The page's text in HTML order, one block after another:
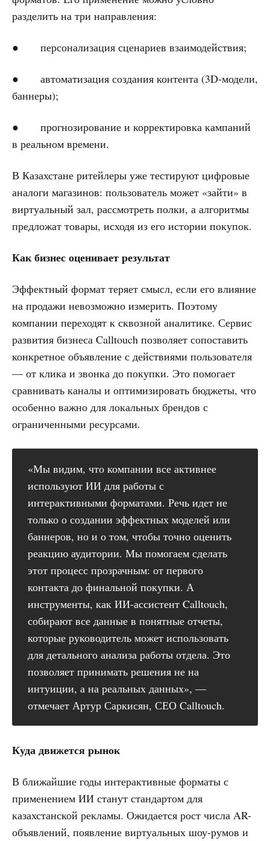
разделить на три направления:
● персонализация сценариев взаимодействия;
● автоматизация создания контента (3D-модели,
баннеры);
● прогнозирование и корректировка кампаний
в реальном времени.
В Казахстане ритейлеры уже тестируют цифровые
аналоги магазинов: пользователь может «зайти» в
виртуальный зал, рассмотреть полки, а алгоритмы
предложат товары, исходя из его истории покупок.
Как бизнес оценивает результат
Эффектный формат теряет смысл, если его влияние
на продажи невозможно измерить. Поэтому
компании переходят к сквозной аналитике. Сервис
развития бизнеса Calltouch позволяет сопоставить
конкретное объявление с действиями пользователя
— от клика и звонка до покупки. Это помогает
сравнивать каналы и оптимизировать бюджеты, что
особенно важно для локальных брендов с
ограниченными ресурсами.
«Мы видим, что компании все активнее
используют ИИ для работы с
интерактивными форматами. Речь идет не
только о создании эффектных моделей или
баннеров, но и о том, чтобы точно оценить
реакцию аудитории. Мы помогаем сделать
этот процесс прозрачным: от первого
контакта до финальной покупки. А
инструменты, как ИИ-ассистент Calltouch,
собирают все данные в понятные отчеты,
которые руководитель может использовать
для детального анализа работы отдела. Это
позволяет принимать решения не на
интуиции, а на реальных данных», —
отмечает Артур Саркисян, СЕО Calltouch.
Куда движется рынок
В ближайшие годы интерактивные форматы с
применением ИИ станут стандартом для
казахстанской рекламы. Ожидается рост числа AR-
объявлений, появление виртуальных шоу-румов и